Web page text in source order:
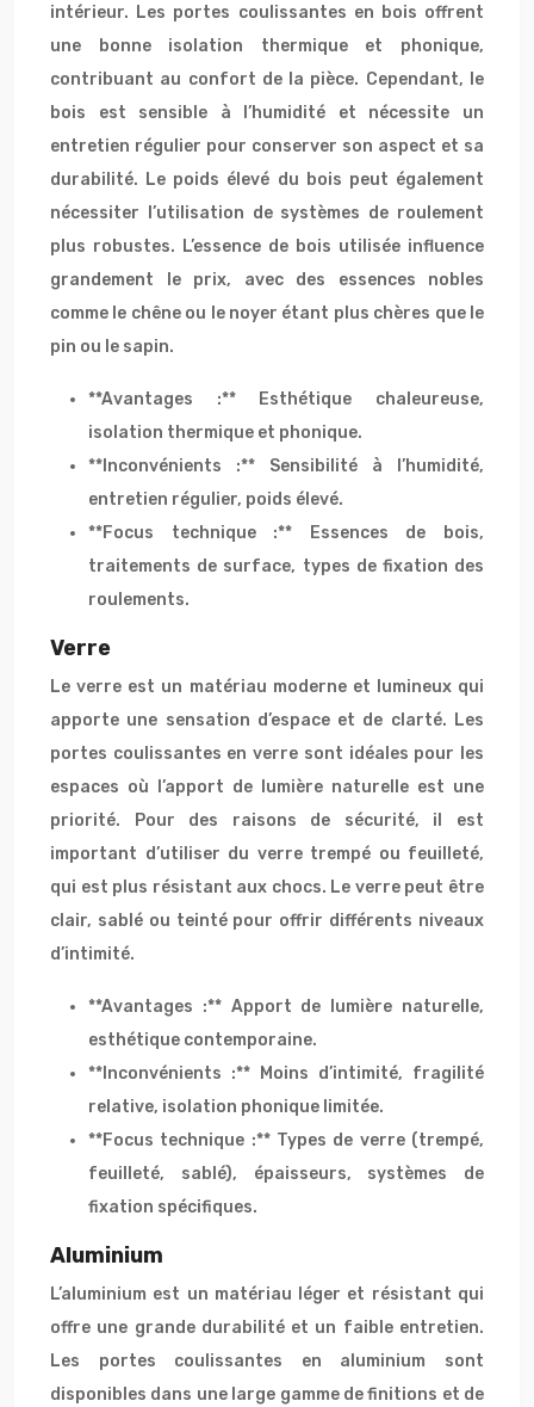
intérieur. Les portes coulissantes en bois offrent
une bonne isolation thermique et phonique,
contribuant au confort de la pièce. Cependant, le
bois est sensible à l’humidité et nécessite un
entretien régulier pour conserver son aspect et sa
durabilité. Le poids élevé du bois peut également
nécessiter l’utilisation de systèmes de roulement
plus robustes. L’essence de bois utilisée influence
grandement le prix, avec des essences nobles
comme le chêne ou le noyer étant plus chères que le
pin ou le sapin.
**Avantages :** Esthétique chaleureuse,
isolation thermique et phonique.
**Inconvénients :** Sensibilité à l’humidité,
entretien régulier, poids élevé.
**Focus technique :** Essences de bois,
traitements de surface, types de fixation des
roulements.
Verre
Le verre est un matériau moderne et lumineux qui
apporte une sensation d’espace et de clarté. Les
portes coulissantes en verre sont idéales pour les
espaces où l’apport de lumière naturelle est une
priorité. Pour des raisons de sécurité, il est
important d’utiliser du verre trempé ou feuilleté,
qui est plus résistant aux chocs. Le verre peut être
clair, sablé ou teinté pour offrir différents niveaux
d’intimité.
**Avantages :** Apport de lumière naturelle,
esthétique contemporaine.
**Inconvénients :** Moins d’intimité, fragilité
relative, isolation phonique limitée.
**Focus technique :** Types de verre (trempé,
feuilleté, sablé), épaisseurs, systèmes de
fixation spécifiques.
Aluminium
L’aluminium est un matériau léger et résistant qui
offre une grande durabilité et un faible entretien.
Les portes coulissantes en aluminium sont
disponibles dans une large gamme de finitions et de